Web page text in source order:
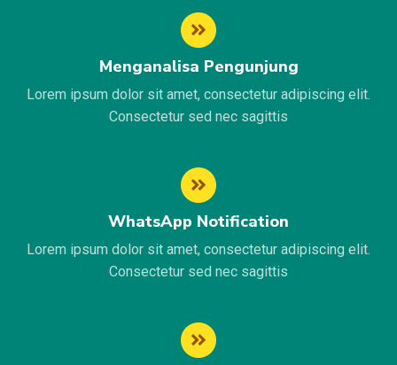
Menganalisa Pengunjung
Lorem ipsum dolor sit amet, consectetur adipiscing elit.
Consectetur sed nec sagittis
WhatsApp Notification
Lorem ipsum dolor sit amet, consectetur adipiscing elit.
Consectetur sed nec sagittis